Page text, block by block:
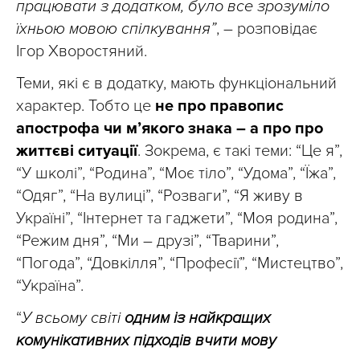
працювати з додатком, було все зрозуміло
їхньою мовою спілкування”, – розповідає
Ігор Хворостяний.
Теми, які є в додатку, мають функціональний
характер. Тобто це не про правопис
апострофа чи м’якого знака – а про про
життєві ситуації. Зокрема, є такі теми: “Це я”,
“У школі”, “Родина”, “Моє тіло”, “Удома”, “Їжа”,
“Одяг”, “На вулиці”, “Розваги”, “Я живу в
Україні”, “Інтернет та гаджети”, “Моя родина”,
“Режим дня”, “Ми – друзі”, “Тварини”,
“Погода”, “Довкілля”, “Професії”, “Мистецтво”,
“Україна”.
“У всьому світі одним із найкращих
комунікативних підходів вчити мову